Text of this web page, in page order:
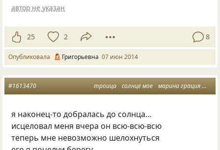
автор не указан
25 2 8
Опубликовала Григорьевна 07 июн 2014
троица солнце мое марина грация
#1613470
я наконец-то добралась до солнца…
исцеловал меня вчера он всю-всю-всю
теперь мне невозможно шелохнуться